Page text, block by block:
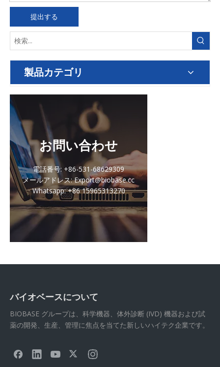
提出する
製品カテゴリ
お問い合わせ
電話番号: +86-531-68629309
メールアドレス: Export@biobase.cc
Whatsapp: +86 15965313270
バイオベースについて
BIOBASE グループは、科学機器、体外診断 (IVD) 機器および試
薬の開発、生産、管理に焦点を当てた新しいハイテク企業です。